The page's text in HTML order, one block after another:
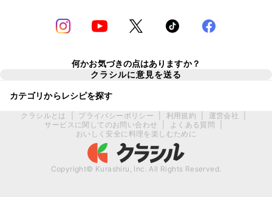
何かお気づきの点はありますか？
クラシルに意見を送る
カテゴリからレシピを探す
クラシルとは プライバシーポリシー 利用規約 運営会社
サービスに関してのお問い合わせ
よくある質問
おいしく安全に料理を楽しむために
Copyright© Kurashiru, Inc. All Rights Reserved.